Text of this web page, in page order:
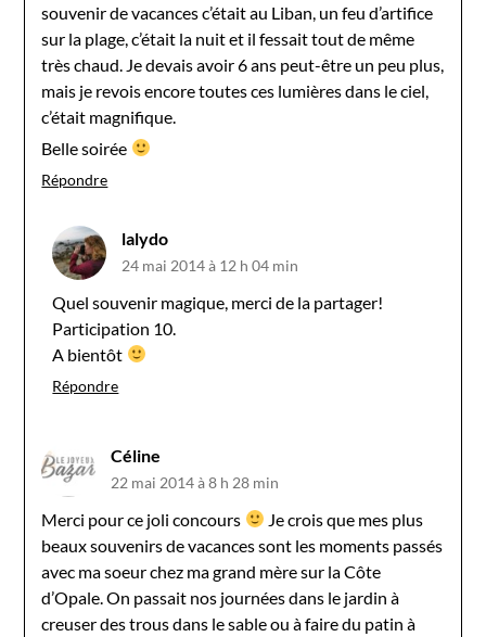
souvenir de vacances c’était au Liban, un feu d’artifice
sur la plage, c’était la nuit et il fessait tout de même
très chaud. Je devais avoir 6 ans peut-être un peu plus,
mais je revois encore toutes ces lumières dans le ciel,
c’était magnifique.
Belle soirée
Répondre
lalydo
24 mai 2014 à 12 h 04 min
Quel souvenir magique, merci de la partager!
Participation 10.
A bientôt
Répondre
Céline
22 mai 2014 à 8 h 28 min
Merci pour ce joli concours
Je crois que mes plus
beaux souvenirs de vacances sont les moments passés
avec ma soeur chez ma grand mère sur la Côte
d’Opale. On passait nos journées dans le jardin à
creuser des trous dans le sable ou à faire du patin à